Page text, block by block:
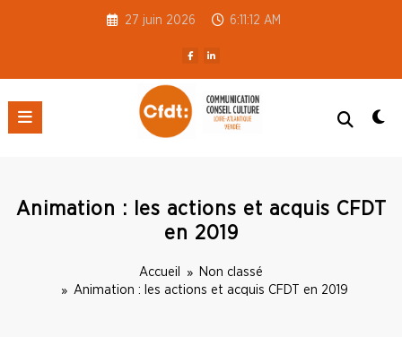
27 juin 2026 6:11:12 AM
Animation : les actions et acquis CFDT
en 2019
Accueil
Non classé
Animation : les actions et acquis CFDT en 2019